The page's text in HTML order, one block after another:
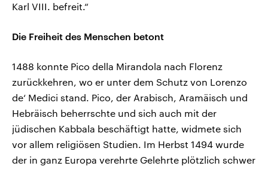
Karl VIII. befreit.“
Die Freiheit des Menschen betont
1488 konnte Pico della Mirandola nach Florenz
zurückkehren, wo er unter dem Schutz von Lorenzo
de‘ Medici stand. Pico, der Arabisch, Aramäisch und
Hebräisch beherrschte und sich auch mit der
jüdischen Kabbala beschäftigt hatte, widmete sich
vor allem religiösen Studien. Im Herbst 1494 wurde
der in ganz Europa verehrte Gelehrte plötzlich schwer